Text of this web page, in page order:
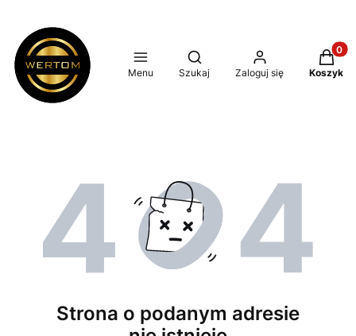
Menu
Otwórz wyszukiwarkę
Szukaj Zaloguj się Koszyk
Strona o podanym adresie